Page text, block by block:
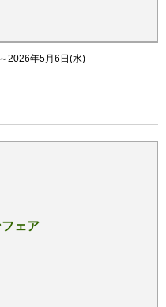
2026年5月6日(水)
ェア